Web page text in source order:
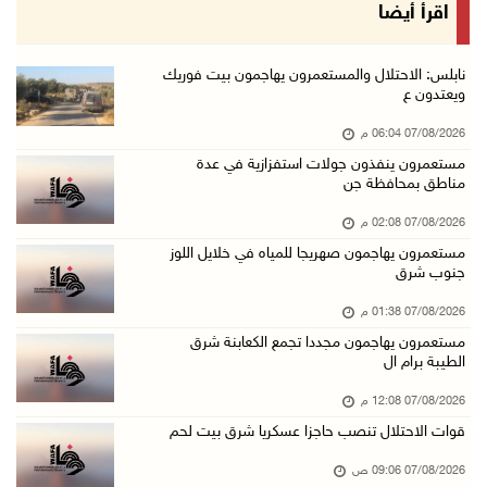
أمين عام الجامعة العربية يحذر من نهج إسرائيل ...
مستعمرون يهاجمون صهريجا للمياه في خلايل اللوز ...
07/آب/2026 01:38 م
مستعمرون يهاجمون مجددا تجمع الكعابنة شرق الطي ...
07/آب/2026 12:08 م
أسعار النفط تواصل الصعود وسط مخاوف بشأن مستقب ...
الذهب يتجه لأفضل أداء أسبوعي منذ كانون الثاني
07/آب/2026 10:12 ص
قوات الاحتلال تنصب حاجزا عسكريا شرق بيت لحم
اقرأ أيضا
نابلس: الاحتلال والمستعمرون يهاجمون بيت فوريك
ويعتدون ع
07/08/2026 06:04 م
مستعمرون ينفذون جولات استفزازية في عدة
مناطق بمحافظة جن
07/08/2026 02:08 م
مستعمرون يهاجمون صهريجا للمياه في خلايل اللوز
جنوب شرق
07/08/2026 01:38 م
مستعمرون يهاجمون مجددا تجمع الكعابنة شرق
الطيبة برام ال
07/08/2026 12:08 م
قوات الاحتلال تنصب حاجزا عسكريا شرق بيت لحم
07/08/2026 09:06 ص